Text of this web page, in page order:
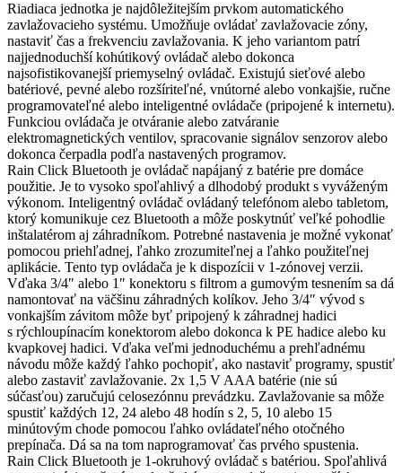
Riadiaca jednotka je najdôležitejším prvkom automatického
zavlažovacieho systému. Umožňuje ovládať zavlažovacie zóny,
nastaviť čas a frekvenciu zavlažovania. K jeho variantom patrí
najjednoduchší kohútikový ovládač alebo dokonca
najsofistikovanejší priemyselný ovládač. Existujú sieťové alebo
batériové, pevné alebo rozšíriteľné, vnútorné alebo vonkajšie, ručne
programovateľné alebo inteligentné ovládače (pripojené k internetu).
Funkciou ovládača je otváranie alebo zatváranie
elektromagnetických ventilov, spracovanie signálov senzorov alebo
dokonca čerpadla podľa nastavených programov.
Rain Click Bluetooth je ovládač napájaný z batérie pre domáce
použitie. Je to vysoko spoľahlivý a dlhodobý produkt s vyváženým
výkonom. Inteligentný ovládač ovládaný telefónom alebo tabletom,
ktorý komunikuje cez Bluetooth a môže poskytnúť veľké pohodlie
inštalatérom aj záhradníkom. Potrebné nastavenia je možné vykonať
pomocou priehľadnej, ľahko zrozumiteľnej a ľahko použiteľnej
aplikácie. Tento typ ovládača je k dispozícii v 1-zónovej verzii.
Vďaka 3/4″ alebo 1″ konektoru s filtrom a gumovým tesnením sa dá
namontovať na väčšinu záhradných kolíkov. Jeho 3/4″ vývod s
vonkajším závitom môže byť pripojený k záhradnej hadici
s rýchloupínacím konektorom alebo dokonca k PE hadice alebo ku
kvapkovej hadici. Vďaka veľmi jednoduchému a prehľadnému
návodu môže každý ľahko pochopiť, ako nastaviť programy, spustiť
alebo zastaviť zavlažovanie. 2x 1,5 V AAA batérie (nie sú
súčasťou) zaručujú celosezónnu prevádzku. Zavlažovanie sa môže
spustiť každých 12, 24 alebo 48 hodín s 2, 5, 10 alebo 15
minútovým chode pomocou ľahko ovládateľného otočného
prepínača. Dá sa na tom naprogramovať čas prvého spustenia.
Rain Click Bluetooth je 1-okruhový ovládač s batériou. Spoľahlivá